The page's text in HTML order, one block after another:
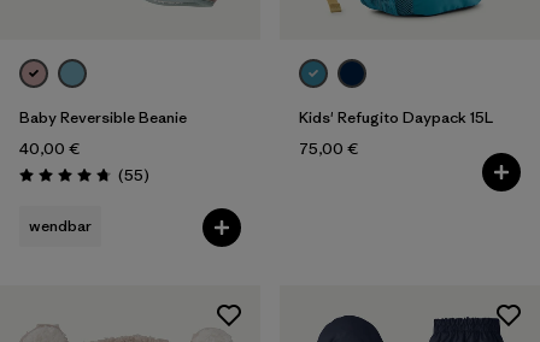
Baby Reversible Beanie
40,00 €
Bewertung: 4.7 / 5
(55Rezensionen
)
wendbar
Kids' Refugito Daypack 15L
75,00 €